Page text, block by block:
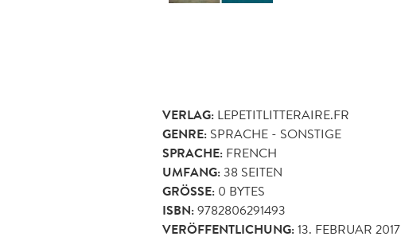
VERLAG: LEPETITLITTERAIRE.FR
GENRE: SPRACHE - SONSTIGE
SPRACHE: FRENCH
UMFANG:38 SEITEN
GRÖSSE: 0 BYTES
ISBN:9782806291493
VERÖFFENTLICHUNG:13. FEBRUAR 2017